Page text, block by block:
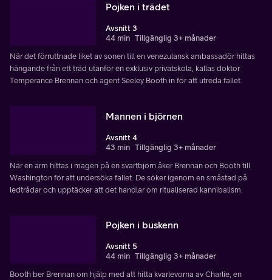
Pojken i trädet
Avsnitt 3
44 min Tillgänglig 3+ månader
När det förruttnade liket av sonen till en venezulansk ambassadör hittas
hängande från ett träd utanför en exklusiv privatskola, kallas doktor
Temperance Brennan och agent Seeley Booth in för att utreda fallet.
Mannen i björnen
Avsnitt 4
43 min Tillgänglig 3+ månader
När en arm hittas i magen på en svartbjörn åker Brennan och Booth till
Washington för att undersöka fallet. De söker igenom en småstad på
ledtrådar och upptäcker att det handlar om ritualiserad kannibalism.
Pojken i buskenn
Avsnitt 5
44 min Tillgänglig 3+ månader
Booth ber Brennan om hjälp med att hitta kvarlevorna av Charlie, en